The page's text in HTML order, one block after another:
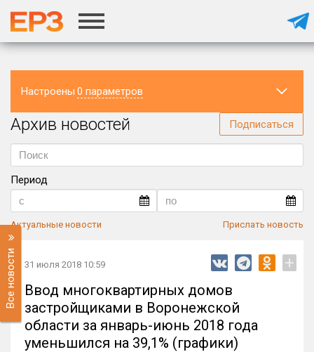
Настроены 0 параметров
Регион
Архив новостей Подписаться
Период
Актуальные новости Прислать новость
Все новости 31 июля 2018 10:59 +
Ввод многоквартирных домов
застройщиками в Воронежской
области за январь-июнь 2018 года
уменьшился на 39,1% (графики)